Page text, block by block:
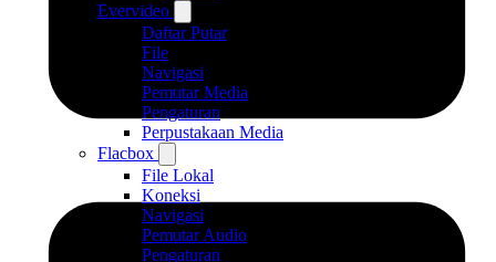
Evervideo
Daftar Putar
File
Navigasi
Pemutar Media
Pengaturan
Perpustakaan Media
Flacbox
File Lokal
Koneksi
Navigasi
Pemutar Audio
Pengaturan